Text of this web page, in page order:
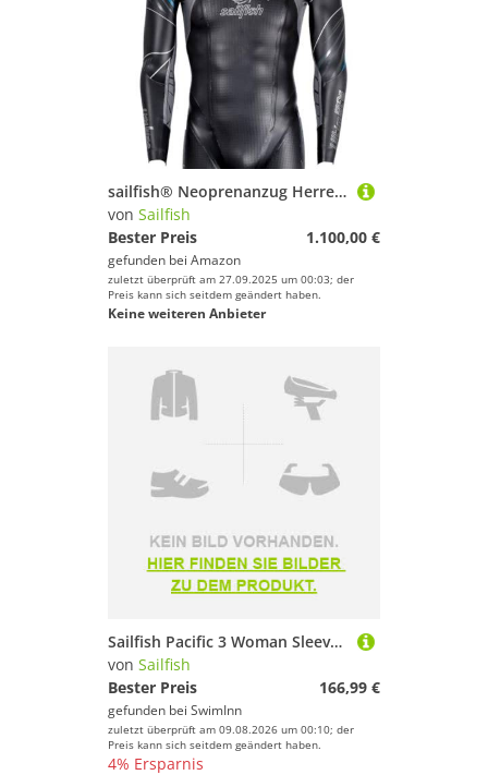
sailfish® Neoprenanzug Herren | Ultimate IPS Plus 4 | Hochleistungs-Triathlon Wetsuit mit maximaler Flexibilität & Geschwindigkeit | Wettkampfanzug für Profis & ambitionierte Athleten
von Sailfish
Bester Preis
1.100,00 €
gefunden bei Amazon
zuletzt überprüft am 27.09.2025 um 00:03; der
Preis kann sich seitdem geändert haben.
Keine weiteren Anbieter
Sailfish Pacific 3 Woman Sleeveless Neoprene Wetsuit Grau SM Frau
von Sailfish
Bester Preis
166,99 €
gefunden bei SwimInn
zuletzt überprüft am 09.08.2026 um 00:10; der
Preis kann sich seitdem geändert haben.
4% Ersparnis